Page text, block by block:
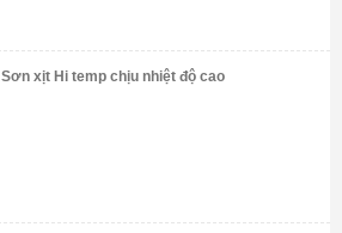
Sơn xịt Hi temp chịu nhiệt độ cao